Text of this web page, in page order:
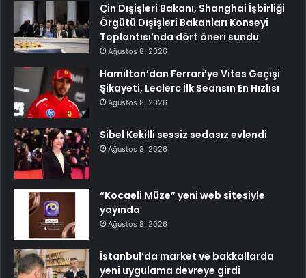
Çin Dışişleri Bakanı, Shanghai İşbirliği
Örgütü Dışişleri Bakanları Konseyi
Toplantısı’nda dört öneri sundu
Ağustos 8, 2026
Hamilton’dan Ferrari’ye Vites Geçişi
Şikayeti, Leclerc İlk Seansın En Hızlısı
Ağustos 8, 2026
Sibel Kekilli sessiz sedasız evlendi
Ağustos 8, 2026
“Kocaeli Müze” yeni web sitesiyle
yayında
Ağustos 8, 2026
İstanbul’da market ve bakkallarda
yeni uygulama devreye girdi